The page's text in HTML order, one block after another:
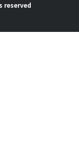
reserved